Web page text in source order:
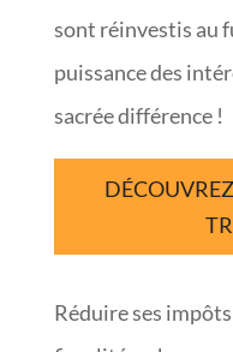
sont réinvestis au
puissance des
sacrée différence !
Réduire ses